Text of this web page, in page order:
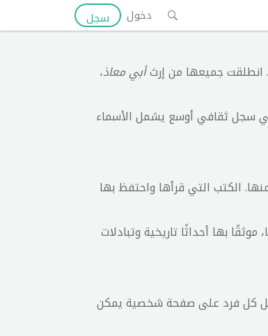
دخول سجل
انطلقت جميعها من إرثأبي معاذ،
سجل ثقافي أوسع يشمل الأسماء
الكتب التي قرأها واحتفظ بها
بها أحداثًا تاريخية وتبادلات
كل فرد على صفحة شخصية يمكن